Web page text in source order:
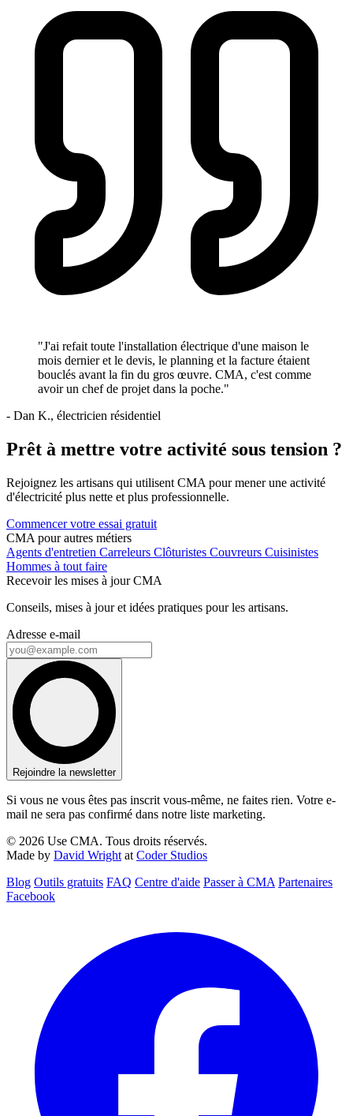
"J'ai refait toute l'installation électrique d'une maison le
mois dernier et le devis, le planning et la facture étaient
bouclés avant la fin du gros œuvre. CMA, c'est comme
avoir un chef de projet dans la poche."
- Dan K., électricien résidentiel
Prêt à mettre votre activité sous tension ?
Rejoignez les artisans qui utilisent CMA pour mener une activité
d'électricité plus nette et plus professionnelle.
Commencer votre essai gratuit
CMA pour autres métiers
Agents d'entretien Carreleurs Clôturistes Couvreurs Cuisinistes
Hommes à tout faire
Recevoir les mises à jour CMA
Conseils, mises à jour et idées pratiques pour les artisans.
Adresse e-mail
Rejoindre la newsletter
Si vous ne vous êtes pas inscrit vous-même, ne faites rien. Votre e-
mail ne sera pas confirmé dans notre liste marketing.
© 2026 Use CMA. Tous droits réservés.
Made by David Wright at Coder Studios
Blog‎ Outils gratuits FAQ Centre d'aide Passer à CMA Partenaires
Facebook